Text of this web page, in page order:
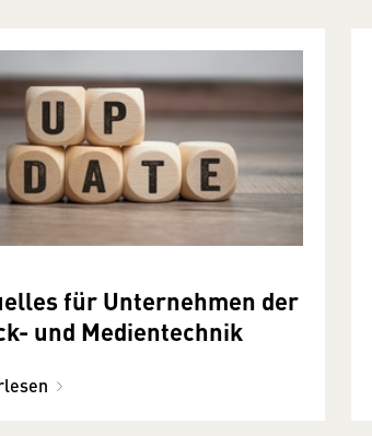
für Unternehmen der
und Medientechnik